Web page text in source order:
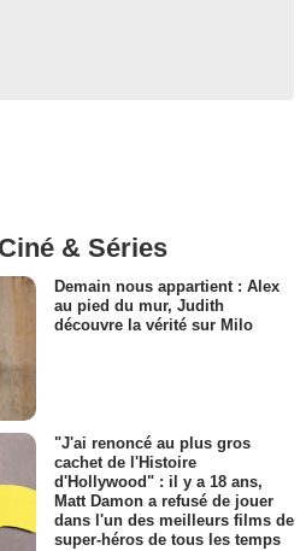
& Séries
Demain nous appartient : Alex
au pied du mur, Judith
découvre la vérité sur Milo
"J'ai renoncé au plus gros
cachet de l'Histoire
d'Hollywood" : il y a 18 ans,
Matt Damon a refusé de jouer
dans l'un des meilleurs films de
super-héros de tous les temps